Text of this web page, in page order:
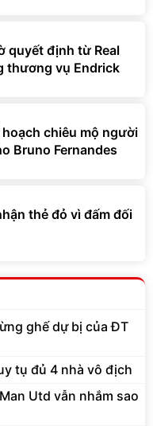
quyết định từ Real
thương vụ Endrick
chiêu mộ người
Bruno Fernandes
thẻ đỏ vì đấm đối
ghế dự bị của ĐT
tụ đủ 4 nhà vô địch
Utd vẫn nhắm sao